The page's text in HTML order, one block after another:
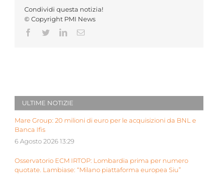
Condividi questa notizia!
© Copyright PMI News
Facebook
TwitterLinkedInEmail
ULTIME NOTIZIE
Mare Group: 20 milioni di euro per le acquisizioni da BNL e
Banca Ifis
6 Agosto 2026 13:29
Osservatorio ECM IRTOP: Lombardia prima per numero
quotate. Lambiase: “Milano piattaforma europea Siu”